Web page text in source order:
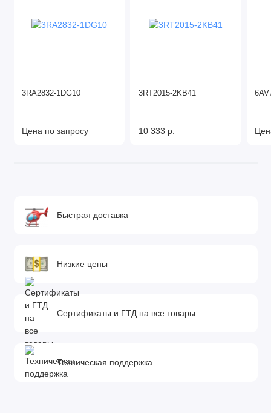
3RA2832-1DG10
Цена по запросу
3RT2015-2KB41
10 333 р.
Быстрая доставка
Низкие цены
Сертификаты и ГТД на все товары
Техническая поддержка